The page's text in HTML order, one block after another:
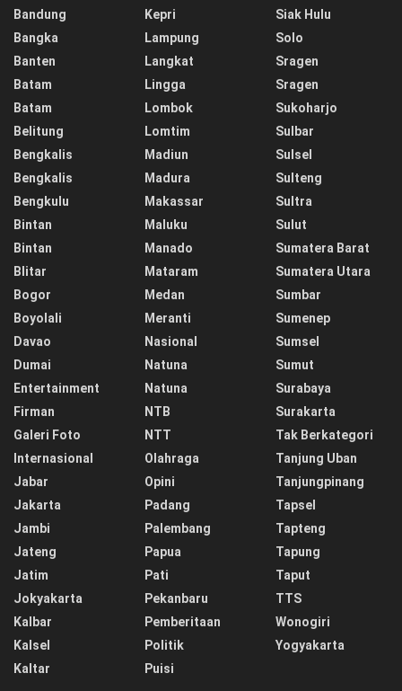
Bandung
Bangka
Banten
Batam
Batam
Belitung
Bengkalis
Bengkalis
Bengkulu
Bintan
Bintan
Blitar
Bogor
Boyolali
Davao
Dumai
Entertainment
Firman
Galeri Foto
Internasional
Jabar
Jakarta
Jambi
Jateng
Jatim
Jokyakarta
Kalbar
Kalsel
Kaltar
Kepri
Lampung
Langkat
Lingga
Lombok
Lomtim
Madiun
Madura
Makassar
Maluku
Manado
Mataram
Medan
Meranti
Nasional
Natuna
Natuna
NTB
NTT
Olahraga
Opini
Padang
Palembang
Papua
Pati
Pekanbaru
Pemberitaan
Politik
Puisi
Siak Hulu
Solo
Sragen
Sragen
Sukoharjo
Sulbar
Sulsel
Sulteng
Sultra
Sulut
Sumatera Barat
Sumatera Utara
Sumbar
Sumenep
Sumsel
Sumut
Surabaya
Surakarta
Tak Berkategori
Tanjung Uban
Tanjungpinang
Tapsel
Tapteng
Tapung
Taput
TTS
Wonogiri
Yogyakarta